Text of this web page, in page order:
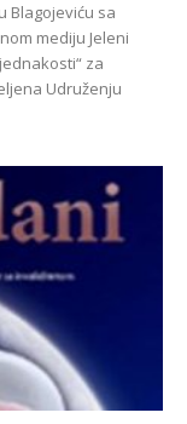
Blagojeviću sa
mediju Jeleni
za
Udruženju